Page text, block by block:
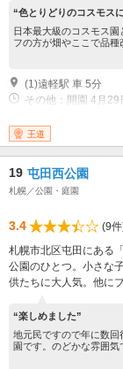
“色とりどりのコスモス
日本最大級のコスモス
フの方が畑やここで品種
(1)遠軽駅 車 5分
その他：開園 4月
王道
19 屯田西公園
札幌／公園・庭園
3.4
(9
札幌市北区屯田にある
公園のひとつ。小さな
供たちに大人気。他に
“楽しめました”
地元民ですので年に数
園です。のどかな雰囲気